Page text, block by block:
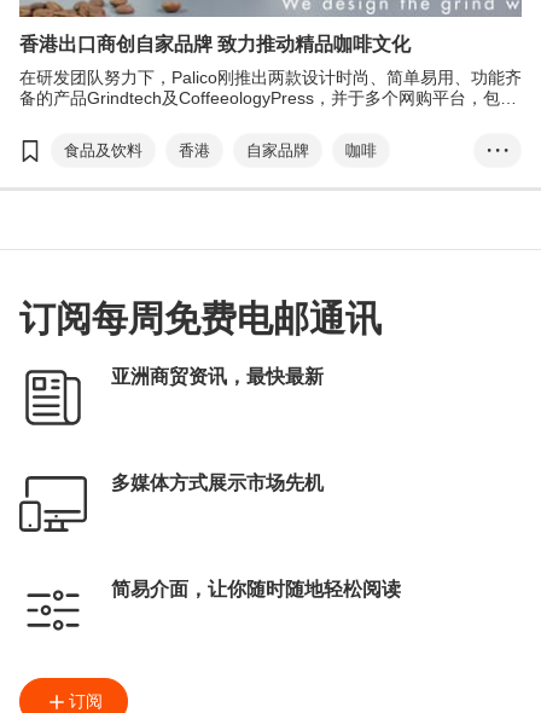
香港出口商创自家品牌 致力推动精品咖啡文化
在研发团队努力下，Palico刚推出两款设计时尚、简单易用、功能齐
备的产品Grindtech及CoffeeologyPress，并于多个网购平台，包括
城合作的跨境电商平台上架，以及藉网购平台开拓日本和韩国市
场。
食品及饮料 香港 自家品牌
咖啡
Palico
T-box升级转型计划
香港设计廊
• • •
订阅每周免费电邮通讯
亚洲商贸资讯，最快最新
多媒体方式展示市场先机
简易介面，让你随时随地轻松阅读
订阅